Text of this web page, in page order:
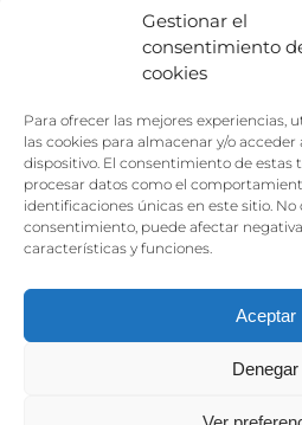
Gestionar el
consentimiento
cookies
Para ofrecer las mejores experiencias,
las cookies para almacenar y/o
dispositivo. El consentimiento de estas
procesar datos como el
identificaciones únicas en este sitio.
consentimiento, puede afectar
características y funciones.
Aceptar
Denegar
El empleo, la gran llave
independiente: Fundación
impulso decidido a la
personas con discapacidad
Clown, circo y magia: el
de julio con su segundo